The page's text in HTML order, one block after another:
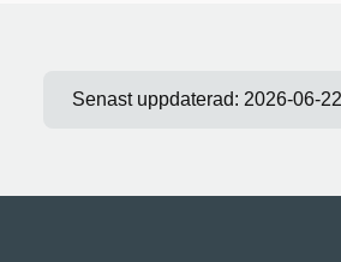
Senast uppdaterad: 2026-06-